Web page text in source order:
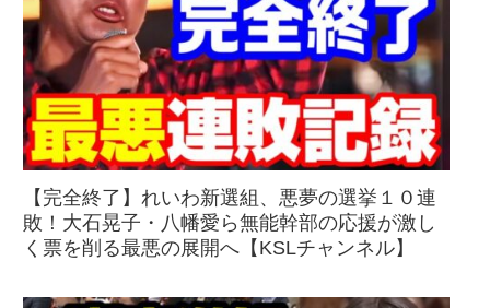
【完全終了】れいわ新選組、悪夢の選挙１０連
敗！大石晃子・八幡愛ら無能幹部の応援が激し
く票を削る最悪の展開へ【KSLチャンネル】